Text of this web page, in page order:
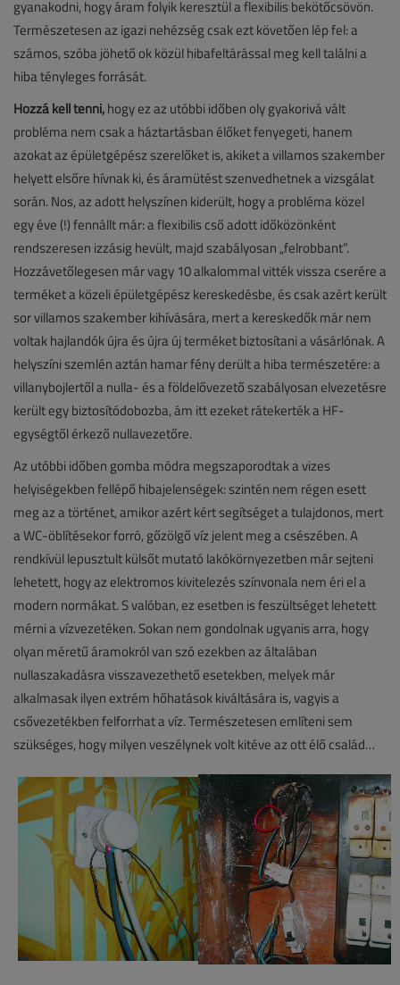
gyanakodni, hogy áram folyik keresztül a flexibilis bekötőcsövön.
Természetesen az igazi nehézség csak ezt követően lép fel: a
számos, szóba jöhető ok közül hibafeltárással meg kell találni a
hiba tényleges forrását.
Hozzá kell tenni,hogy ez az utóbbi időben oly gyakorivá vált
probléma nem csak a háztartásban élőket fenyegeti, hanem
azokat az épületgépész szerelőket is, akiket a villamos szakember
helyett elsőre hívnak ki, és áramütést szenvedhetnek a vizsgálat
során. Nos, az adott helyszínen kiderült, hogy a probléma közel
egy éve (!) fennállt már: a flexibilis cső adott időközönként
rendszeresen izzásig hevült, majd szabályosan „felrobbant”.
Hozzávetőlegesen már vagy 10 alkalommal vitték vissza cserére a
terméket a közeli épületgépész kereskedésbe, és csak azért került
sor villamos szakember kihívására, mert a kereskedők már nem
voltak hajlandók újra és újra új terméket biztosítani a vásárlónak. A
helyszíni szemlén aztán hamar fény derült a hiba természetére: a
villanybojlertől a nulla- és a földelővezető szabályosan elvezetésre
került egy biztosítódobozba, ám itt ezeket rátekerték a HF-
egységtől érkező nullavezetőre.
Az utóbbi időben gomba módra megszaporodtak a vizes
helyiségekben fellépő hibajelenségek: szintén nem régen esett
meg az a történet, amikor azért kért segítséget a tulajdonos, mert
a WC-öblítésekor forró, gőzölgő víz jelent meg a csészében. A
rendkívül lepusztult külsőt mutató lakókörnyezetben már sejteni
lehetett, hogy az elektromos kivitelezés színvonala nem éri el a
modern normákat. S valóban, ez esetben is feszültséget lehetett
mérni a vízvezetéken. Sokan nem gondolnak ugyanis arra, hogy
olyan méretű áramokról van szó ezekben az általában
nullaszakadásra visszavezethető esetekben, melyek már
alkalmasak ilyen extrém hőhatások kiváltására is, vagyis a
csővezetékben felforrhat a víz. Természetesen említeni sem
szükséges, hogy milyen veszélynek volt kitéve az ott élő család…